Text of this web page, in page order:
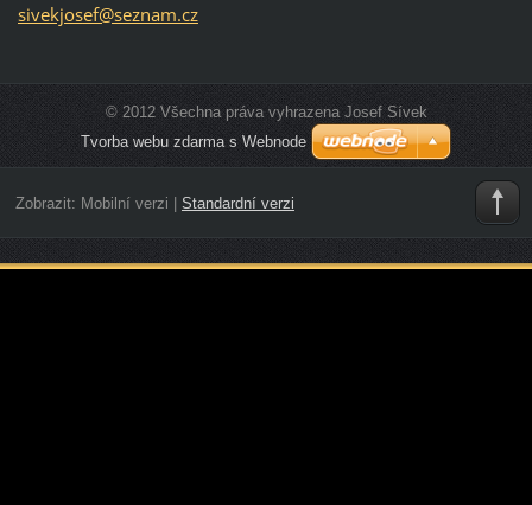
sivekjosef@seznam.cz
© 2012 Všechna práva vyhrazena Josef Sívek
Tvorba webu zdarma s Webnode
Zobrazit: Mobilní verzi Standardní verzi